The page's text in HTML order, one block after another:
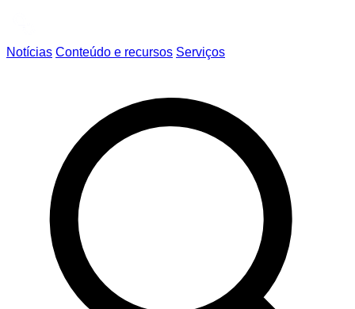
Notícias Conteúdo e recursos Serviços